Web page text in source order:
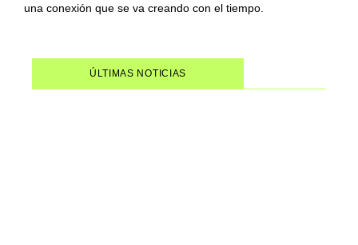
una conexión que se va creando con el tiempo.
ÚLTIMAS NOTICIAS